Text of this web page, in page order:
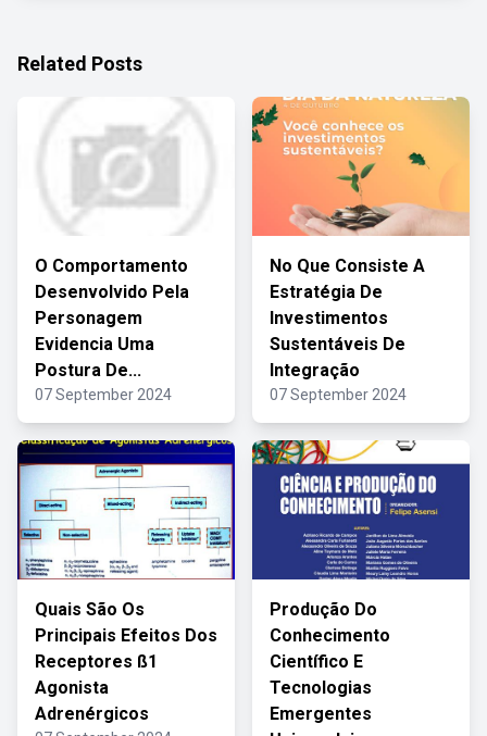
Related Posts
O Comportamento
Desenvolvido Pela
Personagem
Evidencia Uma
Postura De...
07 September 2024
No Que Consiste A
Estratégia De
Investimentos
Sustentáveis De
Integração
07 September 2024
Quais São Os
Principais Efeitos Dos
Receptores ß1
Agonista
Adrenérgicos
Produção Do
Conhecimento
Científico E
Tecnologias
Emergentes